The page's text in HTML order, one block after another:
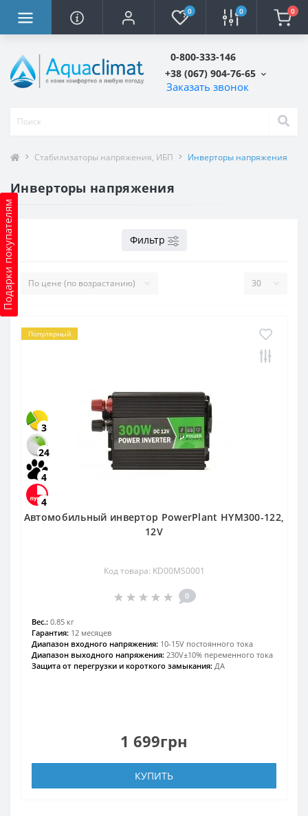
0 0 0
0-800-333-146
+38 (067) 904-76-65
Заказать звонок
Подарки покупателям
Стабилизаторы напряжения, ИБП Инверторы напряжения
Инверторы напряжения
Фильтр
Популярный
3
24
4
4
Автомобильный инвертор PowerPlant HYM300-122,
12V
Код товара: KD00MS0001
0
Вес.: 0.85 кг
Гарантия: 12 месяцев
Диапазон входного напряжения: 10-15V постоянного тока
Диапазон выходного напряжения: 230V±10% переменного тока
Защита от перегрузки и короткого замыкания: ДА
1 699грн
КУПИТЬ